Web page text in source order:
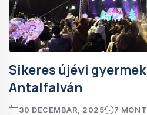
Sikeres újévi
Antalfalván
30 DECEMBAR, 2025 7